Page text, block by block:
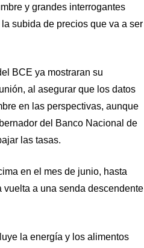
y grandes interrogantes
subida de precios que va a ser
BCE ya mostraran su
al asegurar que los datos
en las perspectivas, aunque
del Banco Nacional de
las tasas.
en el mes de junio, hasta
a una senda descendente
la energía y los alimentos